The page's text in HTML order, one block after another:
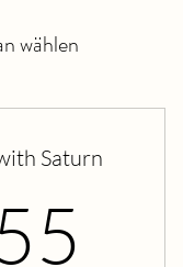
wählen
Saturn